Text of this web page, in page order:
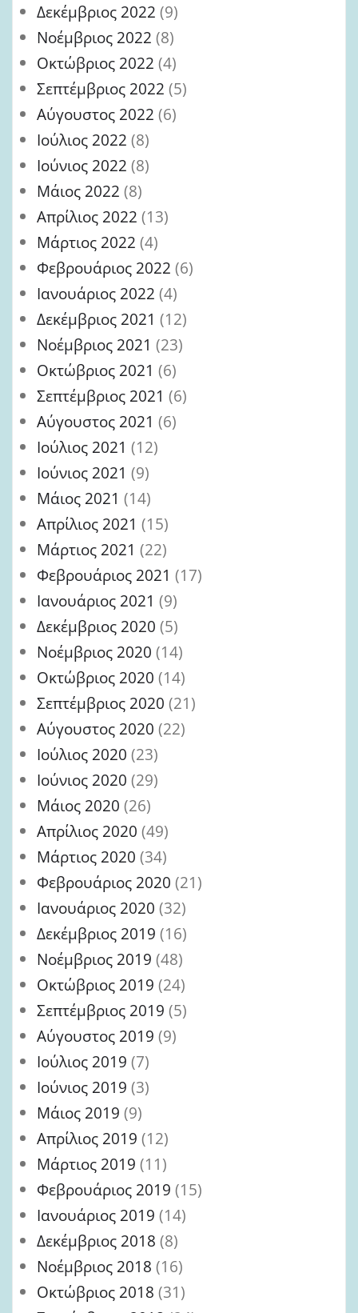
Δεκέμβριος 2022 (9)
Νοέμβριος 2022 (8)
Οκτώβριος 2022 (4)
Σεπτέμβριος 2022 (5)
Αύγουστος 2022 (6)
Ιούλιος 2022 (8)
Ιούνιος 2022 (8)
Μάιος 2022 (8)
Απρίλιος 2022 (13)
Μάρτιος 2022 (4)
Φεβρουάριος 2022 (6)
Ιανουάριος 2022 (4)
Δεκέμβριος 2021 (12)
Νοέμβριος 2021 (23)
Οκτώβριος 2021 (6)
Σεπτέμβριος 2021 (6)
Αύγουστος 2021 (6)
Ιούλιος 2021 (12)
Ιούνιος 2021 (9)
Μάιος 2021 (14)
Απρίλιος 2021 (15)
Μάρτιος 2021 (22)
Φεβρουάριος 2021 (17)
Ιανουάριος 2021 (9)
Δεκέμβριος 2020 (5)
Νοέμβριος 2020 (14)
Οκτώβριος 2020 (14)
Σεπτέμβριος 2020 (21)
Αύγουστος 2020 (22)
Ιούλιος 2020 (23)
Ιούνιος 2020 (29)
Μάιος 2020 (26)
Απρίλιος 2020 (49)
Μάρτιος 2020 (34)
Φεβρουάριος 2020 (21)
Ιανουάριος 2020 (32)
Δεκέμβριος 2019 (16)
Νοέμβριος 2019 (48)
Οκτώβριος 2019 (24)
Σεπτέμβριος 2019 (5)
Αύγουστος 2019 (9)
Ιούλιος 2019 (7)
Ιούνιος 2019 (3)
Μάιος 2019 (9)
Απρίλιος 2019 (12)
Μάρτιος 2019 (11)
Φεβρουάριος 2019 (15)
Ιανουάριος 2019 (14)
Δεκέμβριος 2018 (8)
Νοέμβριος 2018 (16)
Οκτώβριος 2018 (31)